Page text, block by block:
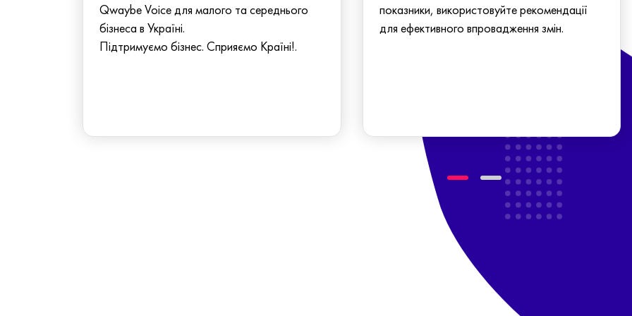
Qwaybe Voice для малого та середнього
бізнеса в Україні.
Підтримуємо бізнес. Сприяємо Країні!.
показники, використовуйте рекомендації
для ефективного впровадження змін.